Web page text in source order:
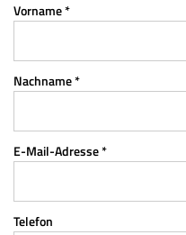
Vorname *
Nachname *
E-Mail-Adresse *
Telefon